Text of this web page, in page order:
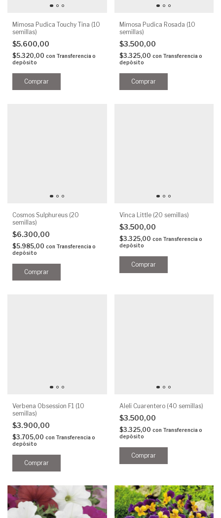
Mimosa Pudica Touchy Tina (10
semillas)
$5.600,00
$5.320,00 con Transferencia o
depósito
Mimosa Pudica Rosada (10
semillas)
$3.500,00
$3.325,00 con Transferencia o
depósito
Cosmos Sulphureus (20
semillas)
$6.300,00
$5.985,00 con Transferencia o
depósito
Vinca Little (20 semillas)
$3.500,00
$3.325,00 con Transferencia o
depósito
Verbena Obsession F1 (10
semillas)
$3.900,00
$3.705,00 con Transferencia o
depósito
Aleli Cuarentero (40 semillas)
$3.500,00
$3.325,00 con Transferencia o
depósito